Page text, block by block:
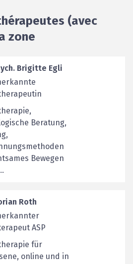
(avec
zone
Brigitte Egli
Beratung,
Bewegen
Roth
ASP
für
online und in